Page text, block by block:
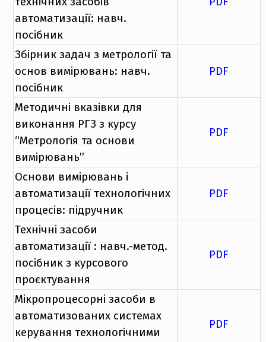
автоматизації: навч.
посібник
Збірник задач з метрології та
основ вимірювань: навч.
посібник
PDF
Методичні вказівки для
виконання РГЗ з курсу
“Метрологія та основи
вимірювань”
PDF
Основи вимірювань і
автоматизації технологічних
процесів: підручник
PDF
Технічні засоби
автоматизації : навч.-метод.
посібник з курсового
проєктування
PDF
Мікропроцесорні засоби в
автоматизованих системах
керування технологічними
PDF